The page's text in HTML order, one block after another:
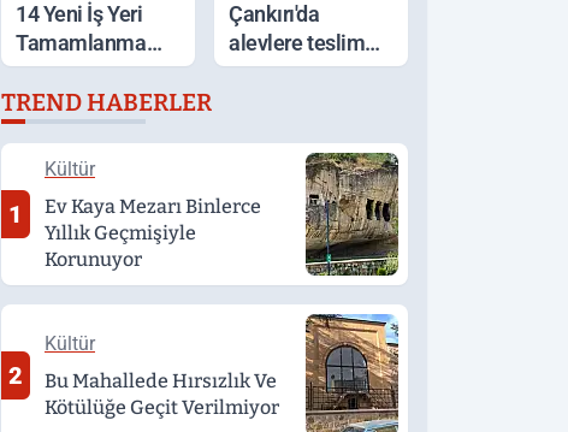
14 Yeni İş Yeri
Tamamlanma
Aşamasında
Çankırı'da
alevlere teslim
olan ev küle
TREND HABERLER
1
Kültür
Ev Kaya Mezarı Binlerce
Yıllık Geçmişiyle
Korunuyor
2
Kültür
Bu Mahallede Hırsızlık Ve
Kötülüğe Geçit Verilmiyor